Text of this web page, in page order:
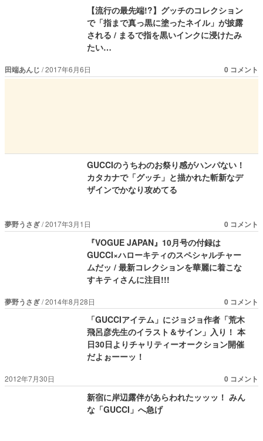
【流行の最先端!?】グッチのコレクション
で「指まで真っ黒に塗ったネイル」が披露
される / まるで指を黒いインクに浸けたみ
たい…
田端あんじ 2017年6月6日 0 コメント
GUCCIのうちわのお祭り感がハンパない！
カタカナで「グッチ」と描かれた斬新なデ
ザインでかなり攻めてる
夢野うさぎ 2017年3月1日 0 コメント
『VOGUE JAPAN』10月号の付録は
GUCCI×ハローキティのスペシャルチャー
ムだッ / 最新コレクションを華麗に着こな
すキティさんに注目!!!
夢野うさぎ 2014年8月28日 0 コメント
「GUCCIアイテム」にジョジョ作者「荒木
飛呂彦先生のイラスト＆サイン」入り！ 本
日30日よりチャリティーオークション開催
だよぉーーッ！
2012年7月30日 0 コメント
新宿に岸辺露伴があらわれたッッッ！ みん
な「GUCCI」へ急げ